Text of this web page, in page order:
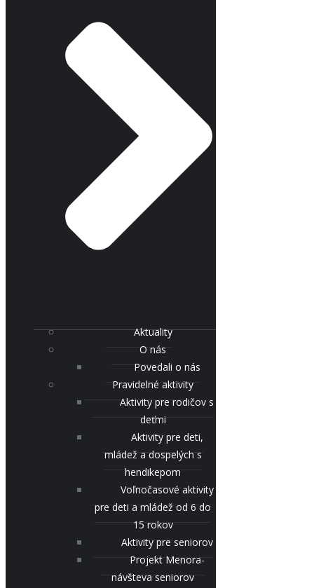
Aktuality
O nás
Povedali o nás
Pravidelné aktivity
Aktivity pre rodičov s
deťmi
Aktivity pre deti,
mládež a dospelých s
hendikepom
Voľnočasové aktivity
pre deti a mládež od 6 do
15 rokov
Aktivity pre seniorov
Projekt Menora-
návšteva seniorov